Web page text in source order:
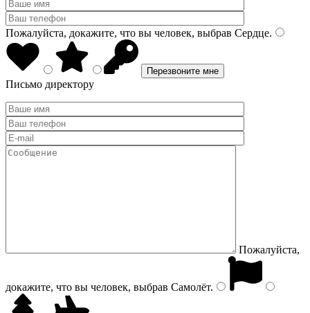
Пожалуйста, докажите, что вы человек, выбрав Сердце.
Письмо директору
Пожалуйста,
докажите, что вы человек, выбрав Самолёт.